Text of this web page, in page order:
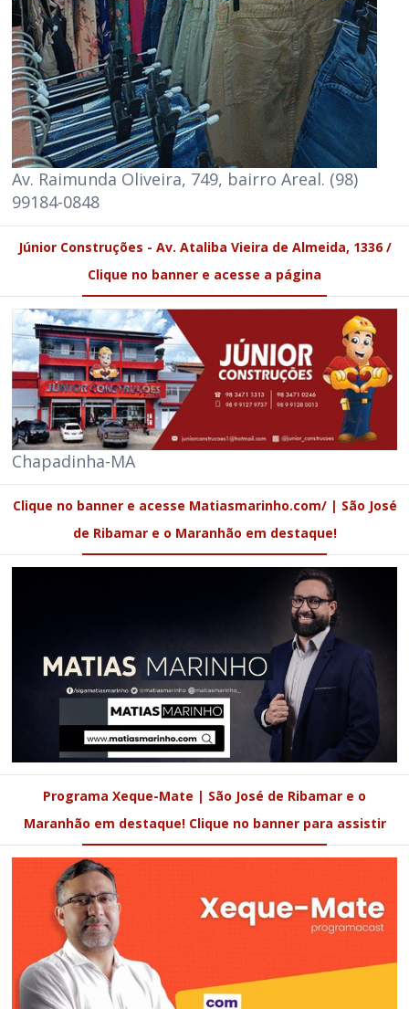
Av. Raimunda Oliveira, 749, bairro Areal. (98)
99184-0848
Júnior Construções - Av. Ataliba Vieira de Almeida, 1336 /
Clique no banner e acesse a página
Chapadinha-MA
Clique no banner e acesse Matiasmarinho.com/ | São José
de Ribamar e o Maranhão em destaque!
Programa Xeque-Mate | São José de Ribamar e o
Maranhão em destaque! Clique no banner para assistir